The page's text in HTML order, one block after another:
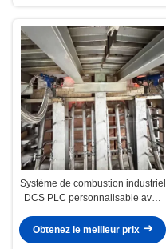
Système de combustion industriel
DCS PLC personnalisable avec
Obtenez le meilleur prix